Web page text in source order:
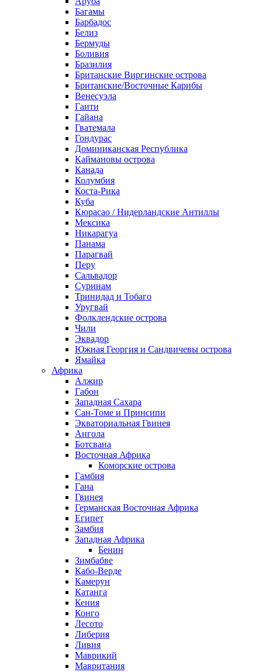
Багамы
Барбадос
Белиз
Бермуды
Боливия
Бразилия
Британские Виргинские острова
Британские/Восточные Карибы
Венесуэла
Гаити
Гайана
Гватемала
Гондурас
Доминиканская Республика
Каймановы острова
Канада
Колумбия
Коста-Рика
Куба
Кюрасао / Нидерландские Антиллы
Мексика
Никарагуа
Панама
Парагвай
Перу
Сальвадор
Суринам
Тринидад и Тобаго
Уругвай
Фолклендские острова
Чили
Эквадор
Южная Георгия и Сандвичевы острова
Ямайка
Африка
Алжир
Габон
Западная Сахара
Сан-Томе и Принсипи
Экваториальная Гвинея
Ангола
Ботсвана
Восточная Африка
Коморские острова
Гамбия
Гана
Гвинея
Германская Восточная Африка
Египет
Замбия
Западная Африка
Бенин
Зимбабве
Кабо-Верде
Камерун
Катанга
Кения
Конго
Лесото
Либерия
Ливия
Маврикий
Мавритания